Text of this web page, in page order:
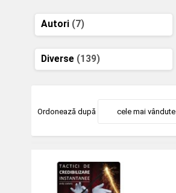
Autori (7)
Diverse (139)
Ordonează după cele mai vândute